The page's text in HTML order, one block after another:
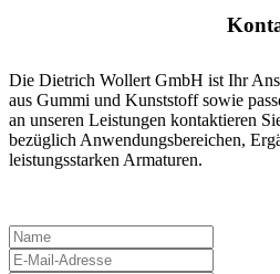
Die Dietrich Wollert GmbH ist Ihr
aus Gummi und Kunststoff sowie
an unseren Leistungen kontaktieren
bezüglich Anwendungsbereichen,
leistungsstarken Armaturen.